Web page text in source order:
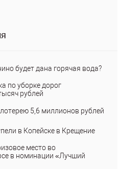
будет дана горячая вода?
по уборке дорог
рублей
5,6 миллионов рублей
в Копейске в Крещение
место во
в номинации «Лучший